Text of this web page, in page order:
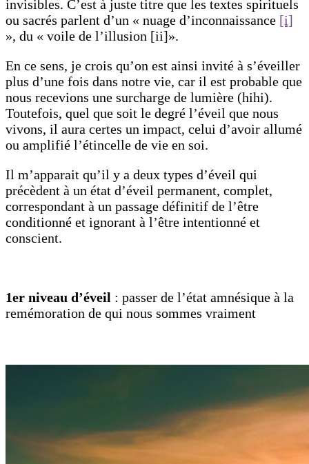
invisibles. C’est à juste titre que les textes spirituels
ou sacrés parlent d’un « nuage d’inconnaissance [i]
», du « voile de l’illusion [ii]».
En ce sens, je crois qu’on est ainsi invité à s’éveiller
plus d’une fois dans notre vie, car il est probable que
nous recevions une surcharge de lumière (hihi).
Toutefois, quel que soit le degré l’éveil que nous
vivons, il aura certes un impact, celui d’avoir allumé
ou amplifié l’étincelle de vie en soi.
Il m’apparait qu’il y a deux types d’éveil qui
précèdent à un état d’éveil permanent, complet,
correspondant à un passage définitif de l’être
conditionné et ignorant à l’être intentionné et
conscient.
1er niveau d’éveil : passer de l’état amnésique à la
remémoration de qui nous sommes vraiment